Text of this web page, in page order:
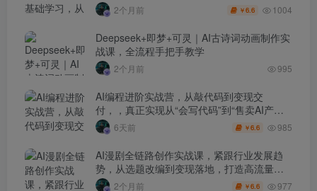
2个月前 ￥6.6 1004
Deepseek+即梦+可灵｜AI古诗词动画制作实
战课，全流程手把手教学
2个月前 995
AI编程进阶实战营，从敲代码到变现交
付，，真正实现从“会写代码”到“售卖AI产品
盈利”的跨越
6天前 ￥6.6 985
AI漫剧全链路创作实战课，紧跟行业发展趋
势，从选题改编到变现落地，打造高流量优
质作品2个月前 ￥6.6 977